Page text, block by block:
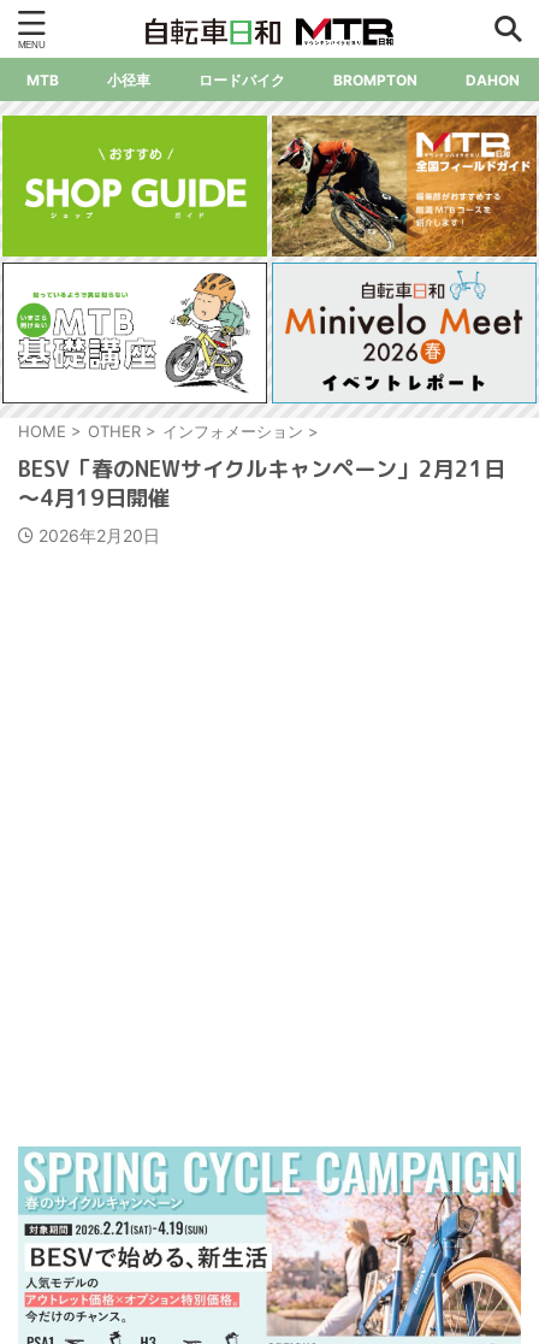
MTB 小径車 ロードバイク BROMPTON DAHON
HOME > OTHER > インフォメーション >
BESV「春のNEWサイクルキャンペーン」2月21日
～4月19日開催
2026年2月20日